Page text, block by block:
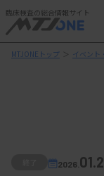
臨床検査の総合情報サイト
MTJONEトップ ＞ イベント
2026.